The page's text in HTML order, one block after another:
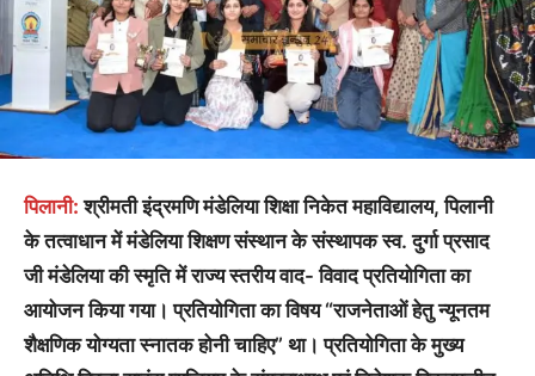
पिलानी: श्रीमती इंद्रमणि मंडेलिया शिक्षा निकेत महाविद्यालय, पिलानी
के तत्वाधान में मंडेलिया शिक्षण संस्थान के संस्थापक स्व. दुर्गा प्रसाद
जी मंडेलिया की स्मृति में राज्य स्तरीय वाद- विवाद प्रतियोगिता का
आयोजन किया गया। प्रतियोगिता का विषय “राजनेताओं हेतु न्यूनतम
शैक्षणिक योग्यता स्नातक होनी चाहिए” था। प्रतियोगिता के मुख्य